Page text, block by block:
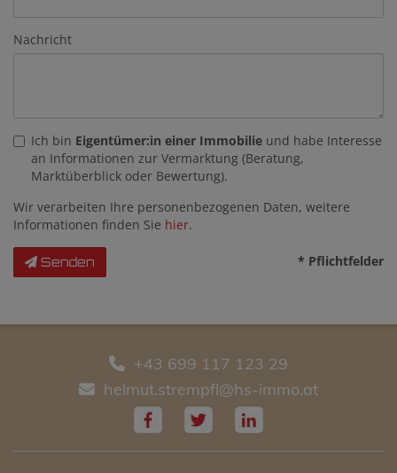
Nachricht
Ich bin Eigentümer:in einer Immobilie und habe Interesse
an Informationen zur Vermarktung (Beratung,
Marktüberblick oder Bewertung).
Wir verarbeiten Ihre personenbezogenen Daten, weitere
Informationen finden Sie hier.
Senden * Pflichtfelder
+43 699 117 123 29
helmut.strempfl@hs-immo.at